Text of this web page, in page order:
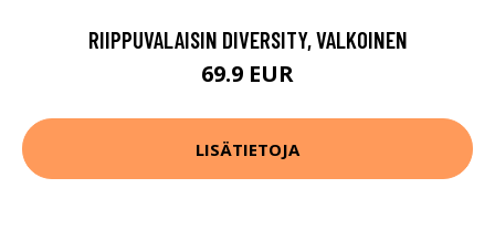
RIIPPUVALAISIN DIVERSITY, VALKOINEN
69.9 EUR
LISÄTIETOJA